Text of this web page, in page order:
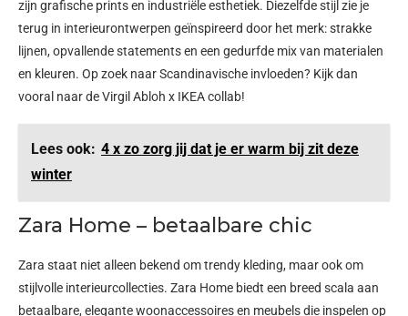
zijn grafische prints en industriële esthetiek. Diezelfde stijl zie je
terug in interieurontwerpen geïnspireerd door het merk: strakke
lijnen, opvallende statements en een gedurfde mix van materialen
en kleuren. Op zoek naar Scandinavische invloeden? Kijk dan
vooral naar de Virgil Abloh x IKEA collab!
Lees ook: 4 x zo zorg jij dat je er warm bij zit deze
winter
Zara Home – betaalbare chic
Zara staat niet alleen bekend om trendy kleding, maar ook om
stijlvolle interieurcollecties. Zara Home biedt een breed scala aan
betaalbare, elegante woonaccessoires en meubels die inspelen op